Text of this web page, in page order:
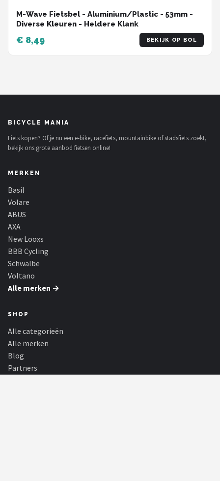
M-Wave Fietsbel - Aluminium/Plastic - 53mm -
Diverse Kleuren - Heldere Klank
€ 8,49 BEKIJK OP BOL
BICYCLE MANIA
Fiets kopen? Of je nu een e-bike, racefiets, mountainbike of stadsfiets zoekt,
bekijk ons grote aanbod fietsen online!
MERKEN
Basil
Volare
ABUS
AXA
New Looxs
BBB Cycling
Schwalbe
Voltano
Alle merken →
SHOP
Alle categorieën
Alle merken
Blog
Partners